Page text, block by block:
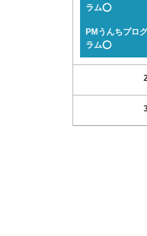
ラム⭕
PMうんちプログ
ラム⭕